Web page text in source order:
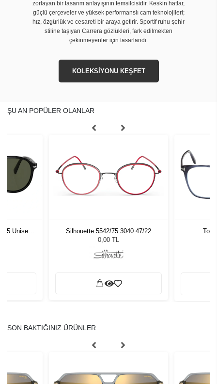
zorlayan bir tasarım anlayışının temsilcisidir. Keskin hatlar,
güçlü çerçeveler ve yüksek performanslı cam teknolojileri;
hız, özgürlük ve cesareti bir araya getirir. Sportif ruhu şehir
stiline taşıyan Carrera gözlükleri, fark edilmekten
çekinmeyenler için tasarlandı.
KOLEKSİYONU KEŞFET
ŞU AN POPÜLER OLANLAR
55 Unisex
Silhouette 5542/75 3040 47/22
0,00 TL
Tom
SON BAKTIĞINIZ ÜRÜNLER